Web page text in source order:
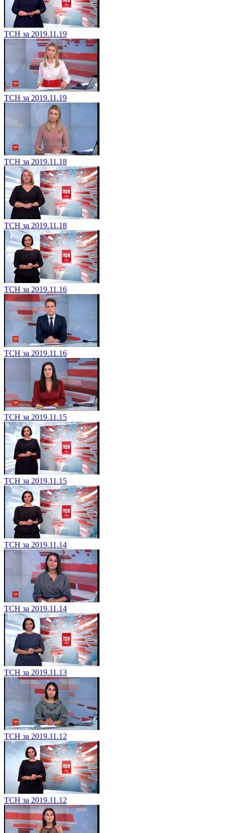
ТСН за 2019.11.19
ТСН за 2019.11.19
ТСН за 2019.11.18
ТСН за 2019.11.18
ТСН за 2019.11.16
ТСН за 2019.11.16
ТСН за 2019.11.15
ТСН за 2019.11.15
ТСН за 2019.11.14
ТСН за 2019.11.14
ТСН за 2019.11.13
ТСН за 2019.11.12
ТСН за 2019.11.12